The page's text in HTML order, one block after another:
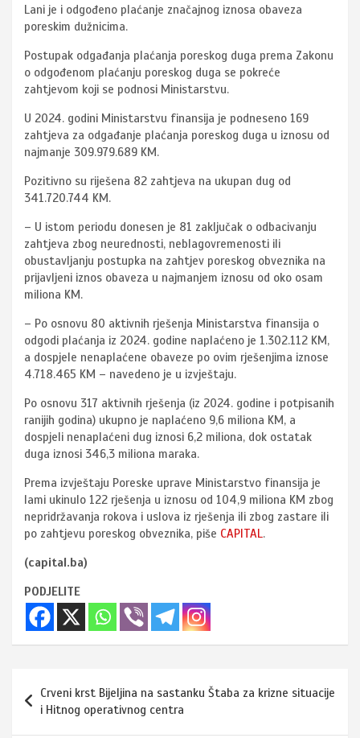
Lani je i odgođeno plaćanje značajnog iznosa obaveza
poreskim dužnicima.
Postupak odgađanja plaćanja poreskog duga prema Zakonu
o odgođenom plaćanju poreskog duga se pokreće
zahtjevom koji se podnosi Ministarstvu.
U 2024. godini Ministarstvu finansija je podneseno 169
zahtjeva za odgađanje plaćanja poreskog duga u iznosu od
najmanje 309.979.689 KM.
Pozitivno su riješena 82 zahtjeva na ukupan dug od
341.720.744 KM.
– U istom periodu donesen je 81 zaključak o odbacivanju
zahtjeva zbog neurednosti, neblagovremenosti ili
obustavljanju postupka na zahtjev poreskog obveznika na
prijavljeni iznos obaveza u najmanjem iznosu od oko osam
miliona KM.
– Po osnovu 80 aktivnih rješenja Ministarstva finansija o
odgodi plaćanja iz 2024. godine naplaćeno je 1.302.112 KM,
a dospjele nenaplaćene obaveze po ovim rješenjima iznose
4.718.465 KM – navedeno je u izvještaju.
Po osnovu 317 aktivnih rješenja (iz 2024. godine i potpisanih
ranijih godina) ukupno je naplaćeno 9,6 miliona KM, a
dospjeli nenaplaćeni dug iznosi 6,2 miliona, dok ostatak
duga iznosi 346,3 miliona maraka.
Prema izvještaju Poreske uprave Ministarstvo finansija je
lami ukinulo 122 rješenja u iznosu od 104,9 miliona KM zbog
nepridržavanja rokova i uslova iz rješenja ili zbog zastare ili
po zahtjevu poreskog obveznika, piše CAPITAL.
(capital.ba)
PODJELITE
Navigacija
članaka
Crveni krst Bijeljina na sastanku Štaba za krizne situacije
i Hitnog operativnog centra